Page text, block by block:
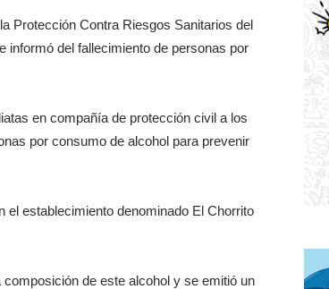
Protección Contra Riesgos Sanitarios del
informó del fallecimiento de personas por
en compañía de protección civil a los
por consumo de alcohol para prevenir
el establecimiento denominado El Chorrito
de este alcohol y se emitió un